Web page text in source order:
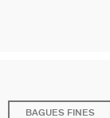
BAGUES FINES